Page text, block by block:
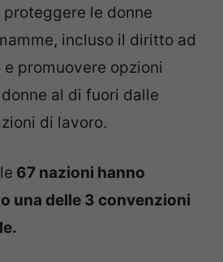
le donne
incluso il diritto ad
promuovere opzioni
al di fuori dalle
di lavoro.
67 nazioni hanno
una delle 3 convenzioni